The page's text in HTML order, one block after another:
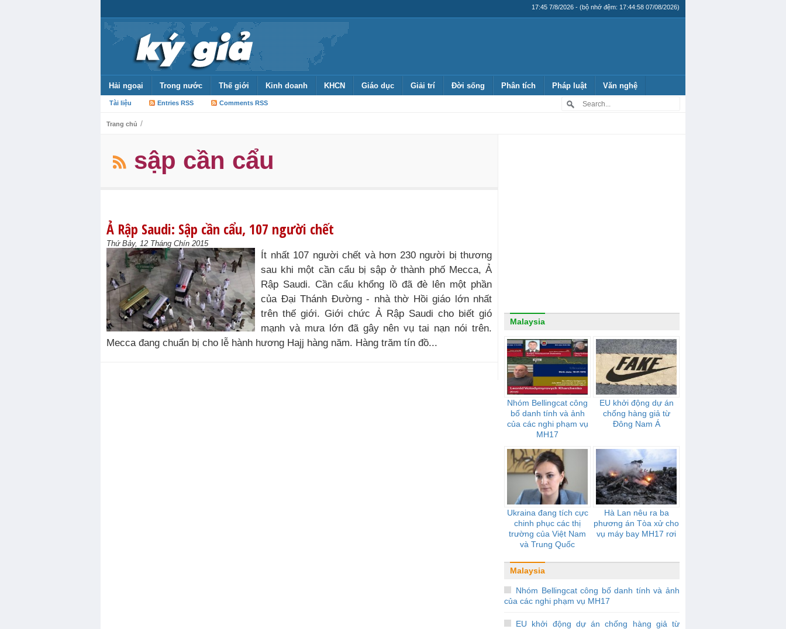
17:45 7/8/2026 - (bộ nhớ đệm: 17:44:58 07/08/2026)
Hải ngoại Trong nước Thế giới Kinh doanh KHCN Giáo dục Giải trí Đời sống Phân tích Pháp luật Văn nghệ
Tài liệu Entries RSS Comments RSS
Trang chủ /
sập cần cẩu
Ả Rập Saudi: Sập cần cẩu, 107 người chết
Thứ Bảy, 12 Tháng Chín 2015
Ít nhất 107 người chết và hơn 230 người bị thương
sau khi một cần cẩu bị sập ở thành phố Mecca, Ả
Rập Saudi. Cần cẩu khổng lồ đã đè lên một phần
của Đại Thánh Đường - nhà thờ Hồi giáo lớn nhất
trên thế giới. Giới chức Ả Rập Saudi cho biết gió
mạnh và mưa lớn đã gây nên vụ tai nạn nói trên.
Mecca đang chuẩn bị cho lễ hành hương Hajj hàng năm. Hàng trăm tín đồ...
Malaysia
Nhóm Bellingcat công
bố danh tính và ảnh
của các nghi phạm vụ
MH17
EU khởi động dự án
chống hàng giả từ
Đông Nam Á
Ukraina đang tích cực
chinh phục các thị
trường của Việt Nam
và Trung Quốc
Hà Lan nêu ra ba
phương án Tòa xử cho
vụ máy bay MH17 rơi
Malaysia
Nhóm Bellingcat công bố danh tính và ảnh
của các nghi phạm vụ MH17
EU khởi động dự án chống hàng giả từ